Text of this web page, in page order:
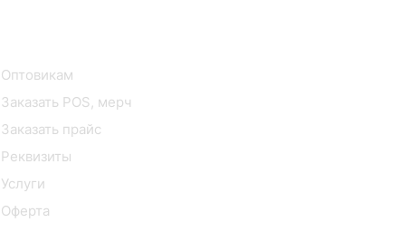
Оптовикам
Заказать POS, мерч
Заказать прайс
Реквизиты
Услуги
Оферта